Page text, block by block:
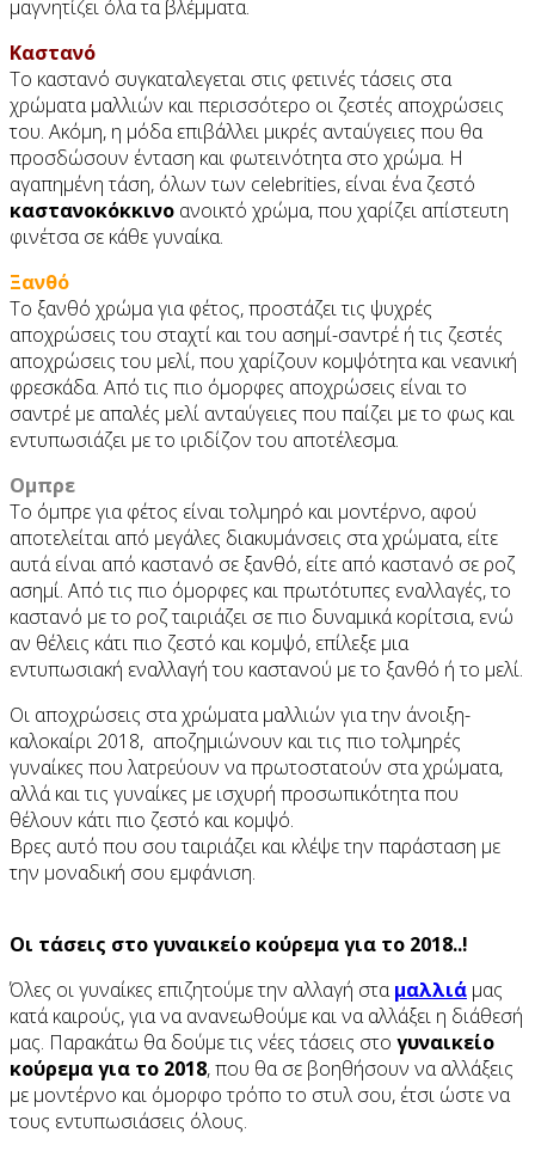
μαγνητίζει όλα τα βλέμματα.
Καστανό
Το καστανό συγκαταλεγεται στις φετινές τάσεις στα
χρώματα μαλλιών και περισσότερο οι ζεστές αποχρώσεις
του. Ακόμη, η μόδα επιβάλλει μικρές ανταύγειες που θα
προσδώσουν ένταση και φωτεινότητα στο χρώμα. Η
αγαπημένη τάση, όλων των celebrities, είναι ένα ζεστό
καστανοκόκκινο ανοικτό χρώμα, που χαρίζει απίστευτη
φινέτσα σε κάθε γυναίκα.
Ξανθό
Το ξανθό χρώμα για φέτος, προστάζει τις ψυχρές
αποχρώσεις του σταχτί και του ασημί-σαντρέ ή τις ζεστές
αποχρώσεις του μελί, που χαρίζουν κομψότητα και νεανική
φρεσκάδα. Από τις πιο όμορφες αποχρώσεις είναι το
σαντρέ με απαλές μελί ανταύγειες που παίζει με το φως και
εντυπωσιάζει με το ιριδίζον του αποτέλεσμα.
Ομπρε
Το όμπρε για φέτος είναι τολμηρό και μοντέρνο, αφού
αποτελείται από μεγάλες διακυμάνσεις στα χρώματα, είτε
αυτά είναι από καστανό σε ξανθό, είτε από καστανό σε ροζ
ασημί. Από τις πιο όμορφες και πρωτότυπες εναλλαγές, το
καστανό με το ροζ ταιριάζει σε πιο δυναμικά κορίτσια, ενώ
αν θέλεις κάτι πιο ζεστό και κομψό, επίλεξε μια
εντυπωσιακή εναλλαγή του καστανού με το ξανθό ή το μελί.
Οι αποχρώσεις στα χρώματα μαλλιών για την άνοιξη-
καλοκαίρι 2018, αποζημιώνουν και τις πιο τολμηρές
γυναίκες που λατρεύουν να πρωτοστατούν στα χρώματα,
αλλά και τις γυναίκες με ισχυρή προσωπικότητα που
θέλουν κάτι πιο ζεστό και κομψό.
Βρες αυτό που σου ταιριάζει και κλέψε την παράσταση με
την μοναδική σου εμφάνιση.
Οι τάσεις στο γυναικείο κούρεμα για το 2018..!
Όλες οι γυναίκες επιζητούμε την αλλαγή σταμαλλιά μας
κατά καιρούς, για να ανανεωθούμε και να αλλάξει η διάθεσή
μας. Παρακάτω θα δούμε τις νέες τάσεις στο γυναικείο
κούρεμα για το 2018, που θα σε βοηθήσουν να αλλάξεις
με μοντέρνο και όμορφο τρόπο το στυλ σου, έτσι ώστε να
τους εντυπωσιάσεις όλους.